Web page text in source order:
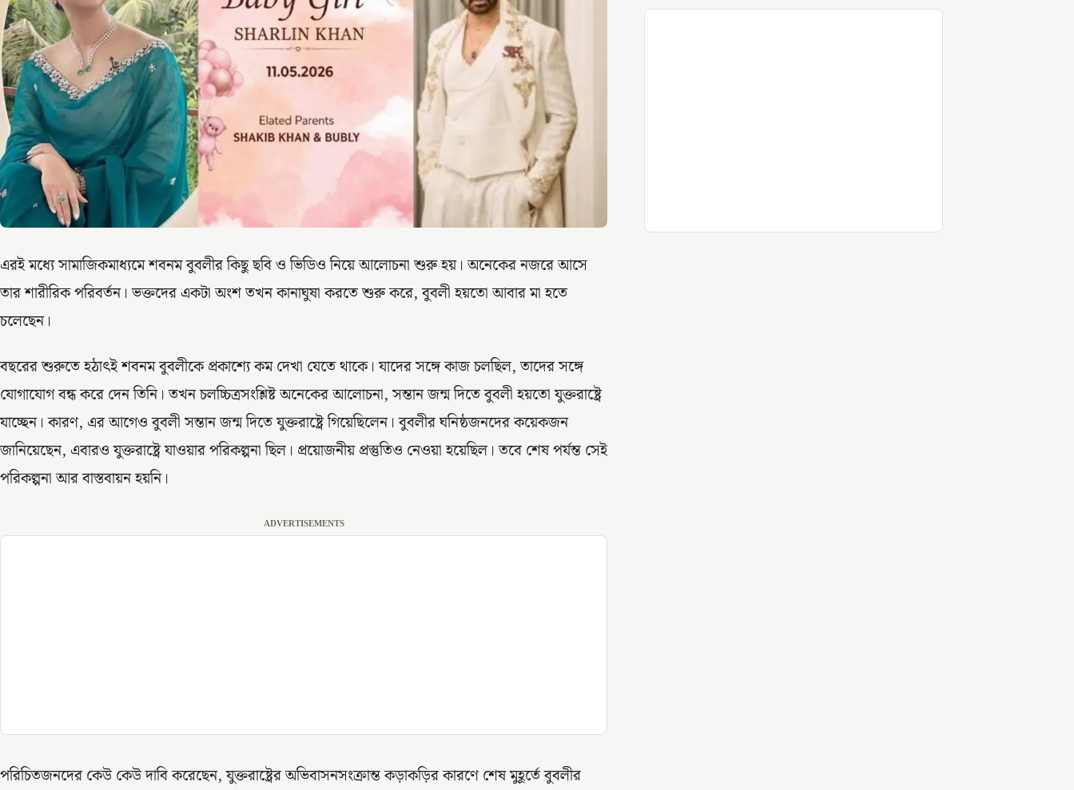
এরই মধ্যে সামাজিকমাধ্যমে শবনম বুবলীর কিছু ছবি ও ভিডিও নিয়ে আলোচনা শুরু হয়। অনেকের নজরে আসে
তার শারীরিক পরিবর্তন। ভক্তদের একটা অংশ তখন কানাঘুষা করতে শুরু করে, বুবলী হয়তো আবার মা হতে
চলেছেন।
বছরের শুরুতে হঠাৎই শবনম বুবলীকে প্রকাশ্যে কম দেখা যেতে থাকে। যাদের সঙ্গে কাজ চলছিল, তাদের সঙ্গে
যোগাযোগ বন্ধ করে দেন তিনি। তখন চলচ্চিত্রসংশ্লিষ্ট অনেকের আলোচনা, সন্তান জন্ম দিতে বুবলী হয়তো যুক্তরাষ্ট্রে
যাচ্ছেন। কারণ, এর আগেও বুবলী সন্তান জন্ম দিতে যুক্তরাষ্ট্রে গিয়েছিলেন। বুবলীর ঘনিষ্ঠজনদের কয়েকজন
জানিয়েছেন, এবারও যুক্তরাষ্ট্রে যাওয়ার পরিকল্পনা ছিল। প্রয়োজনীয় প্রস্তুতিও নেওয়া হয়েছিল। তবে শেষ পর্যন্ত সেই
পরিকল্পনা আর বাস্তবায়ন হয়নি।
ADVERTISEMENTS
পরিচিতজনদের কেউ কেউ দাবি করেছেন, যুক্তরাষ্ট্রের অভিবাসনসংক্রান্ত কড়াকড়ির কারণে শেষ মুহূর্তে বুবলীর